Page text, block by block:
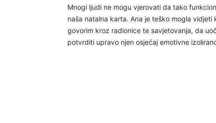
Mnogi ljudi ne mogu vjerovati da tako
naša natalna karta. Ana je teško mogla
govorim kroz radionice te savjetovanja, da
potvrditi upravo njen osjećaj emotivne